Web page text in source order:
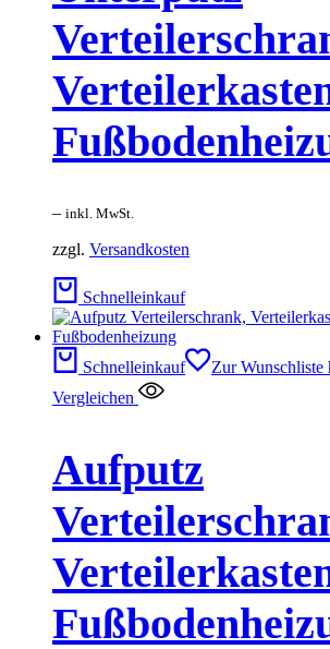
– inkl. MwSt.
zzgl. Versandkosten
Schnelleinkauf
Schnelleinkauf
Zur Wunschliste
Vergleichen
Aufputz